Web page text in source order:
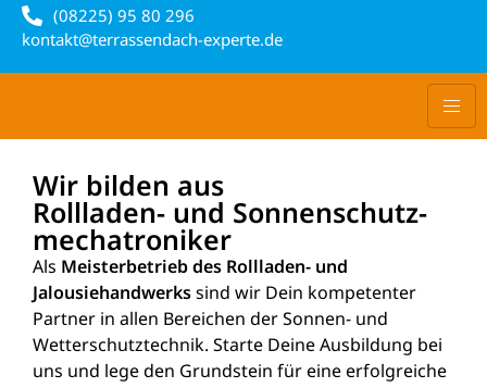
(08225) 95 80 296
kontakt@terrassendach-experte.de
Wir bilden aus
Rollladen- und Sonnen­schutz­
mechatroniker
Als Meisterbetrieb des Rollladen- und
Jalousiehandwerkssind wir Dein kompetenter
Partner in allen Bereichen der Sonnen- und
Wetterschutztechnik. Starte Deine Ausbildung bei
uns und lege den Grundstein für eine erfolgreiche